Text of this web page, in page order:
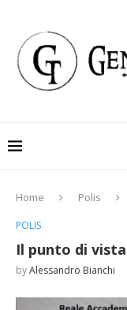
Home Polis
POLIS
Il punto di
byAlessandro Bianchi